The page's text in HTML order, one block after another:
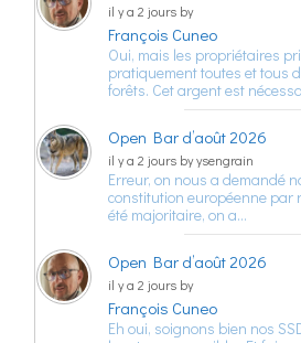
il y a 2 jours by
François Cuneo
Oui, mais les propriétaires
pratiquement toutes et tous
forêts. Cet argent est
Open Bar d’août 2026
il y a 2 jours by ysengrain
Erreur, on nous a demandé
constitution européenne par
été majoritaire, on a…
Open Bar d’août 2026
il y a 2 jours by
François Cuneo
Eh oui, soignons bien nos